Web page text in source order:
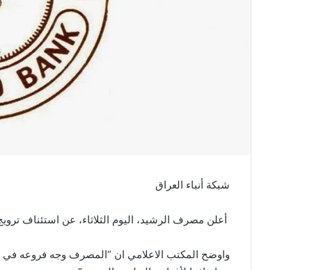
شبكة أنباء العراق
أعلن مصرف الرشيد، اليوم الثلاثاء، عن استئناف
واوضح المكتب الاعلامي ان “المصرف وجه فروعه في